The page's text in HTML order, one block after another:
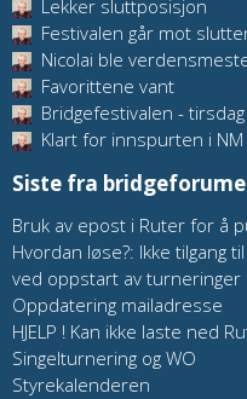
Lekker sluttposisjon
Festivalen går mot
Nicolai ble
Favorittene vant
Bridgefestivalen - tirsdag
Klart for innspurten i NM
Siste fra
Bruk av epost i Ruter for å
Hvordan løse?: Ikke tilgang
ved oppstart av turneringer
Oppdatering mailadresse
HJELP ! Kan ikke laste ned
Singelturnering og WO
Styrekalenderen